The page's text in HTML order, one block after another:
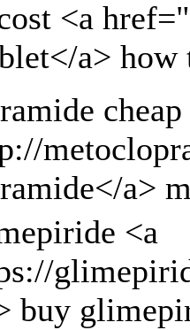
<a
a>
cheap
a>
<a
buy